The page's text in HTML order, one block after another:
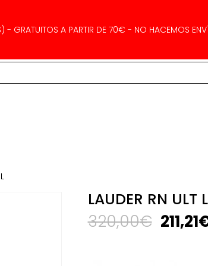
GRATUITOS A PARTIR DE 70€ - NO HACEMOS
LAUDER RN ULT
320,00€ El
precio
211,21